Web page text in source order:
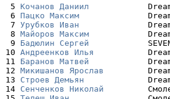
  5
Кочанов Даниил
  6
Пацко Максим
  7
Урубков Иван
  8
Майоров Максим
  9
Бадюлин Сергей
10 Андреенков Илья
11 Баранов Матвей
12 Микишанов Ярослав
13 Строев Демьян
14 Сенченков Николай